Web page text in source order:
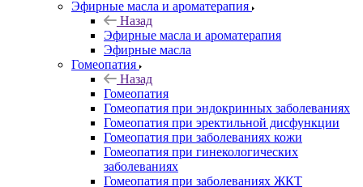
Эфирные масла и ароматерапия
Назад
Эфирные масла и ароматерапия
Эфирные масла
Гомеопатия
Назад
Гомеопатия
Гомеопатия при эндокринных заболеваниях
Гомеопатия при эректильной дисфункции
Гомеопатия при заболеваниях кожи
Гомеопатия при гинекологических
заболеваниях
Гомеопатия при заболеваниях ЖКТ